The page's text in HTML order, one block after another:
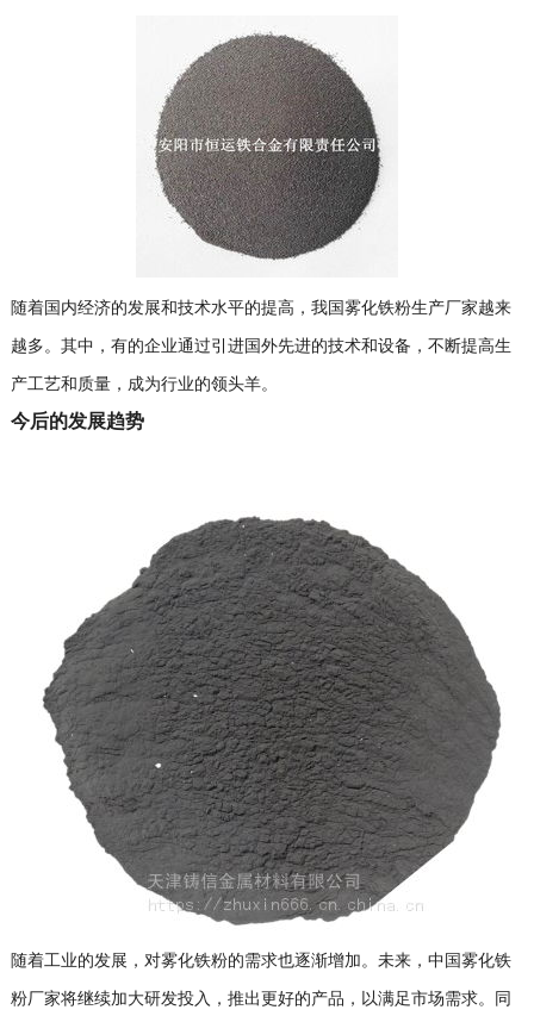
随着国内经济的发展和技术水平的提高，我国雾化铁粉生产厂家越来
越多。其中，有的企业通过引进国外先进的技术和设备，不断提高生
产工艺和质量，成为行业的领头羊。
今后的发展趋势
随着工业的发展，对雾化铁粉的需求也逐渐增加。未来，中国雾化铁
粉厂家将继续加大研发投入，推出更好的产品，以满足市场需求。同